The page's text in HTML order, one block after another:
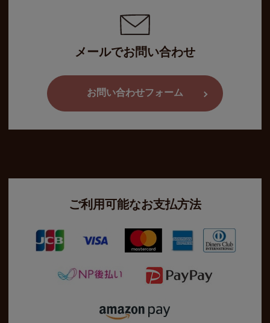
メールでお問い合わせ
お問い合わせフォーム
ご利用可能なお支払方法